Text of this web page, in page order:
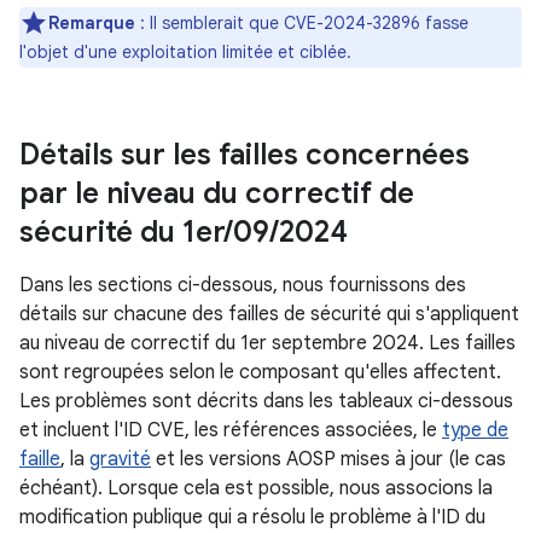
Remarque : Il semblerait que CVE-2024-32896 fasse
l'objet d'une exploitation limitée et ciblée.
Détails sur les failles concernées
par le niveau du correctif de
sécurité du 1er/09/2024
Dans les sections ci-dessous, nous fournissons des
détails sur chacune des failles de sécurité qui s'appliquent
au niveau de correctif du 1er septembre 2024. Les failles
sont regroupées selon le composant qu'elles affectent.
Les problèmes sont décrits dans les tableaux ci-dessous
et incluent l'ID CVE, les références associées, le type de
faille, la gravité et les versions AOSP mises à jour (le cas
échéant). Lorsque cela est possible, nous associons la
modification publique qui a résolu le problème à l'ID du